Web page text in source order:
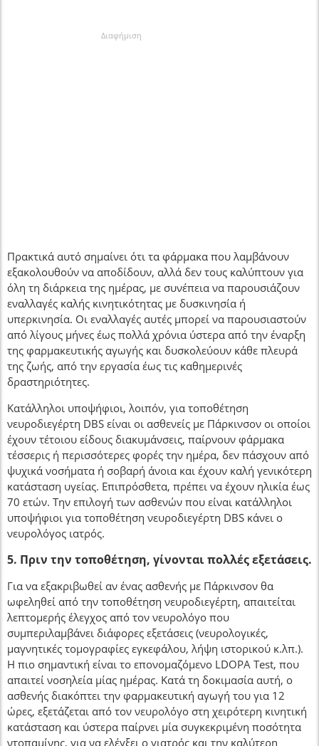
Διαφήμιση
Πρακτικά αυτό σημαίνει ότι τα φάρμακα που λαμβάνουν
εξακολουθούν να αποδίδουν, αλλά δεν τους καλύπτουν για
όλη τη διάρκεια της ημέρας, με συνέπεια να παρουσιάζουν
εναλλαγές καλής κινητικότητας με δυσκινησία ή
υπερκινησία. Οι εναλλαγές αυτές μπορεί να παρουσιαστούν
από λίγους μήνες έως πολλά χρόνια ύστερα από την έναρξη
της φαρμακευτικής αγωγής και δυσκολεύουν κάθε πλευρά
της ζωής, από την εργασία έως τις καθημερινές
δραστηριότητες.
Κατάλληλοι υποψήφιοι, λοιπόν, για τοποθέτηση
νευροδιεγέρτη DBS είναι οι ασθενείς με Πάρκινσον οι οποίοι
έχουν τέτοιου είδους διακυμάνσεις, παίρνουν φάρμακα
τέσσερις ή περισσότερες φορές την ημέρα, δεν πάσχουν από
ψυχικά νοσήματα ή σοβαρή άνοια και έχουν καλή γενικότερη
κατάσταση υγείας. Επιπρόσθετα, πρέπει να έχουν ηλικία έως
70 ετών. Την επιλογή των ασθενών που είναι κατάλληλοι
υποψήφιοι για τοποθέτηση νευροδιεγέρτη DBS κάνει ο
νευρολόγος ιατρός.
5. Πριν την τοποθέτηση, γίνονται πολλές εξετάσεις.
Για να εξακριβωθεί αν ένας ασθενής με Πάρκινσον θα
ωφεληθεί από την τοποθέτηση νευροδιεγέρτη, απαιτείται
λεπτομερής έλεγχος από τον νευρολόγο που
συμπεριλαμβάνει διάφορες εξετάσεις (νευρολογικές,
μαγνητικές τομογραφίες εγκεφάλου, λήψη ιστορικού κ.λπ.).
Η πιο σημαντική είναι το επονομαζόμενο LDOPA Test, που
απαιτεί νοσηλεία μίας ημέρας. Κατά τη δοκιμασία αυτή, ο
ασθενής διακόπτει την φαρμακευτική αγωγή του για 12
ώρες, εξετάζεται από τον νευρολόγο στη χειρότερη κινητική
κατάσταση και ύστερα παίρνει μία συγκεκριμένη ποσότητα
ντοπαμίνης, για να ελέγξει ο γιατρός και την καλύτερη